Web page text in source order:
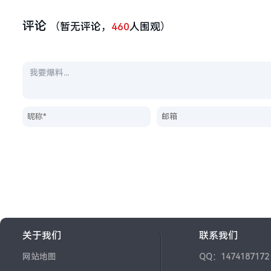
评论 （暂无评论， 460人围观）
关于我们
网站地图
联系我们
QQ：1474187172